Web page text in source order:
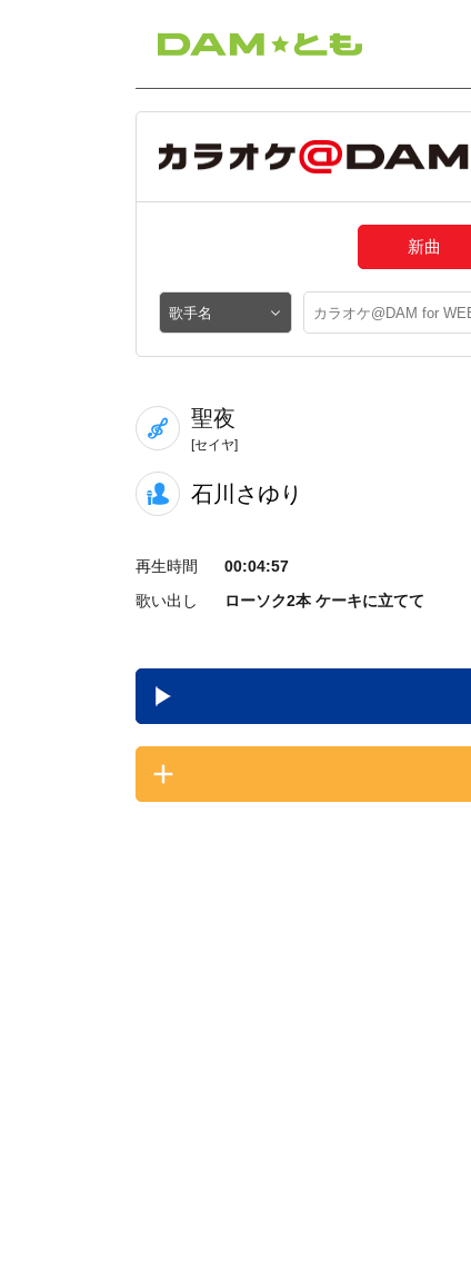
新曲
聖夜
[セイヤ]
石川さゆり
再生時間
00:04:57
歌い出し
ローソク2本 ケーキに立てて